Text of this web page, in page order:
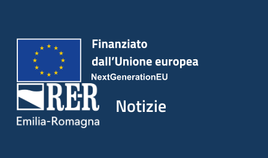
Notizie